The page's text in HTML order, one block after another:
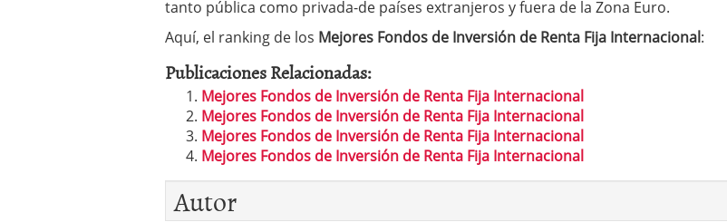
La renta fija domina los fondos en España: por qué los inversores siguen
Los fondos de inversión alcanzan los 463.628 millones en febrero: la racha
no se detiene
febrero 8, 2026
Los fondos de inversión en España cierran 2025 con un patrimonio récord
de 450.889 millones de euros febrero 3, 2026
tanto pública como privada-de países extranjeros y fuera de la Zona Euro.
Aquí, el ranking de los Mejores Fondos de Inversión de Renta Fija Internacional:
Publicaciones Relacionadas:
Mejores Fondos de Inversión de Renta Fija Internacional
Mejores Fondos de Inversión de Renta Fija Internacional
Mejores Fondos de Inversión de Renta Fija Internacional
Mejores Fondos de Inversión de Renta Fija Internacional
Autor